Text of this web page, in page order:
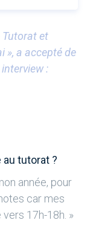
Tutorat et
», a accepté de
:
au tutorat ?
année, pour
car mes
17h-18h. »